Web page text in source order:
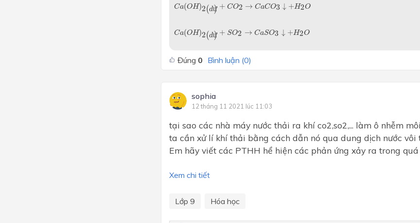
Ca(OH)2(dư
) + CO2 → CaCO3 ↓ +H2O
Ca(OH)2(dư
) + SO2 → CaSO3 ↓ +H2O
Đúng 0 Bình luận (0)
sophia
12 tháng 11 2021 lúc 11:03
tại sao các nhà máy nước thải ra khí co2,so2,... làm ô nhễm
ta cần xử lí khí thải bằng cách dẫn nó qua dung dịch nước vôi
Em hãy viết các PTHH hể hiện các phản ứng xảy ra trong
Xem chi tiết
Lớp 9 Hóa học